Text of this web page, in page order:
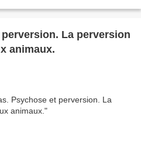
La perversion
animaux.